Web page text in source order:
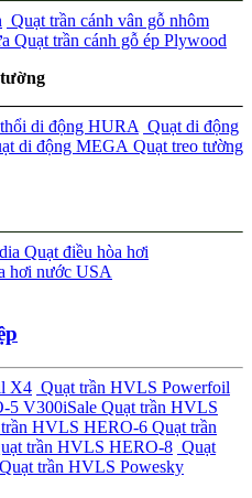
Quạt trần cánh vân gỗ nhôm
Quạt trần cánh gỗ ép Plywood
di động HURA Quạt di động
di động MEGA Quạt treo tường
Quạt điều hòa hơi
hơi nước USA
X4 Quạt trần HVLS Powerfoil
5 V300iSale Quạt trần HVLS
HVLS HERO-6 Quạt trần
trần HVLS HERO-8 Quạt
Quạt trần HVLS Powesky